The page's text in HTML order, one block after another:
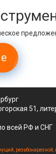
51,
всей РФ и СНГ